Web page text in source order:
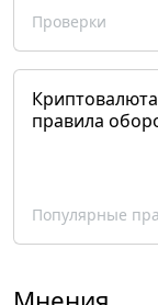
Проверки
правила
Популярные